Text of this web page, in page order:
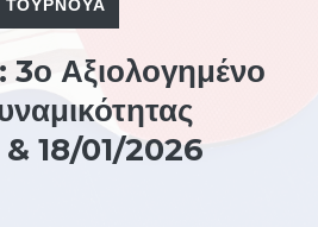
Αξιολογημένο
& 18/01/2026